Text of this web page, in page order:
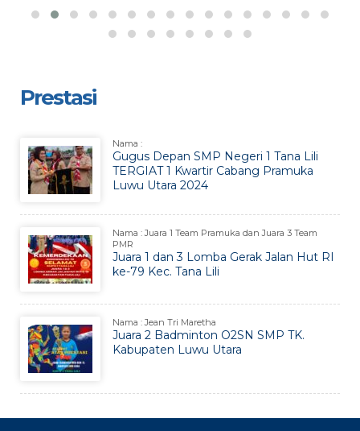
Prestasi
Nama :
Gugus Depan SMP Negeri 1 Tana Lili
TERGIAT 1 Kwartir Cabang Pramuka
Luwu Utara 2024
Nama : Juara 1 Team Pramuka dan Juara 3 Team
PMR
Juara 1 dan 3 Lomba Gerak Jalan Hut RI
ke-79 Kec. Tana Lili
Nama : Jean Tri Maretha
Juara 2 Badminton O2SN SMP TK.
Kabupaten Luwu Utara